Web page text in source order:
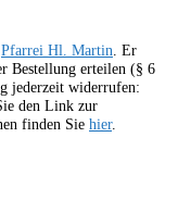
Pfarrei Hl. Martin. Er
Bestellung erteilen (§ 6
jederzeit widerrufen:
den Link zur
finden Sie hier.